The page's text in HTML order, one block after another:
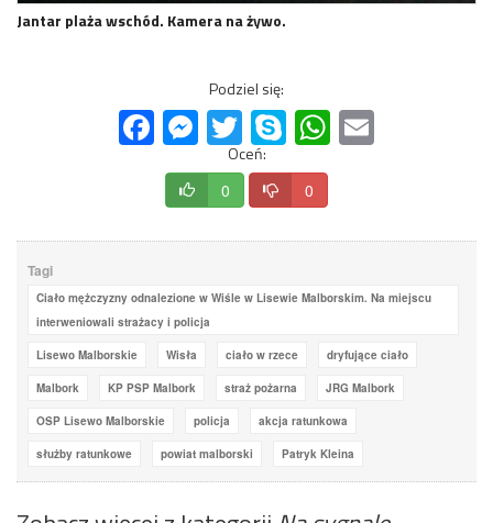
Jantar plaża wschód. Kamera na żywo.
Podziel się:
FacebookMessenger
Twitter Skype WhatsApp
Oceń:
0 0
Tagi
Ciało mężczyzny odnalezione w Wiśle w Lisewie Malborskim. Na miejscu
interweniowali strażacy i policja
Lisewo Malborskie Wisła ciało w rzece dryfujące ciało
Malbork KP PSP Malbork straż pożarna JRG Malbork
OSP Lisewo Malborskie policja akcja ratunkowa
służby ratunkowe powiat malborski Patryk Kleina